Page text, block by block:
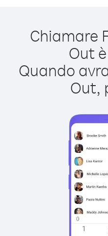
Chiamare
Out
Quando
Out,